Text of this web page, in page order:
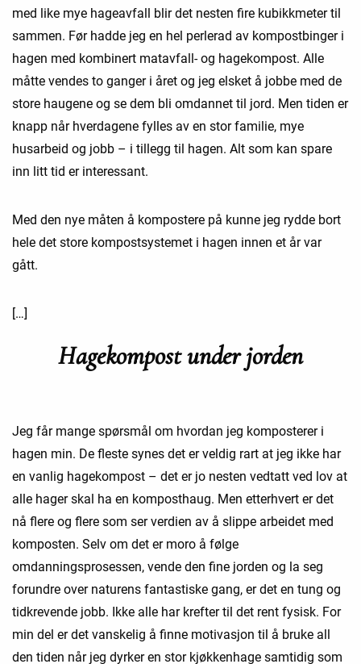
med like mye hageavfall blir det nesten fire kubikkmeter til
sammen. Før hadde jeg en hel perlerad av kompostbinger i
hagen med kombinert matavfall- og hagekompost. Alle
måtte vendes to ganger i året og jeg elsket å jobbe med de
store haugene og se dem bli omdannet til jord. Men tiden er
knapp når hverdagene fylles av en stor familie, mye
husarbeid og jobb – i tillegg til hagen. Alt som kan spare
inn litt tid er interessant.
Med den nye måten å kompostere på kunne jeg rydde bort
hele det store kompostsystemet i hagen innen et år var
gått.
[…]
Hagekompost under jorden
Jeg får mange spørsmål om hvordan jeg komposterer i
hagen min. De fleste synes det er veldig rart at jeg ikke har
en vanlig hagekompost – det er jo nesten vedtatt ved lov at
alle hager skal ha en komposthaug. Men etterhvert er det
nå flere og flere som ser verdien av å slippe arbeidet med
komposten. Selv om det er moro å følge
omdanningsprosessen, vende den fine jorden og la seg
forundre over naturens fantastiske gang, er det en tung og
tidkrevende jobb. Ikke alle har krefter til det rent fysisk. For
min del er det vanskelig å finne motivasjon til å bruke all
den tiden når jeg dyrker en stor kjøkkenhage samtidig som